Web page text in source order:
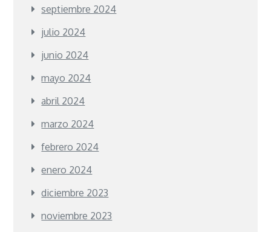
septiembre 2024
julio 2024
junio 2024
mayo 2024
abril 2024
marzo 2024
febrero 2024
enero 2024
diciembre 2023
noviembre 2023